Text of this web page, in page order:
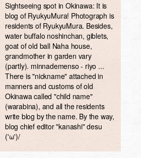
Sightseeing spot in Okinawa: It is
blog of RyukyuMura! Photograph is
residents of RyukyuMura. Besides,
water buffalo noshinchan, giblets,
goat of old ball Naha house,
grandmother in garden vary
(partly). minnademenso - riyo ...
There is "nickname" attached in
manners and customs of old
Okinawa called "child name"
(warabina), and all the residents
write blog by the name. By the way,
blog chief editor "kanashi" desu
('ω')/